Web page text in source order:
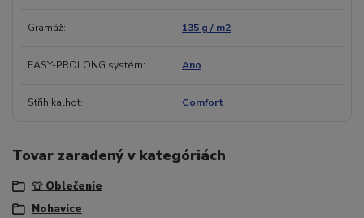
Gramáž 135 g / m2
EASY-PROLONG systém Ano
Střih kalhot Comfort
Tovar zaradený v kategóriách
👕 Oblečenie
Nohavice